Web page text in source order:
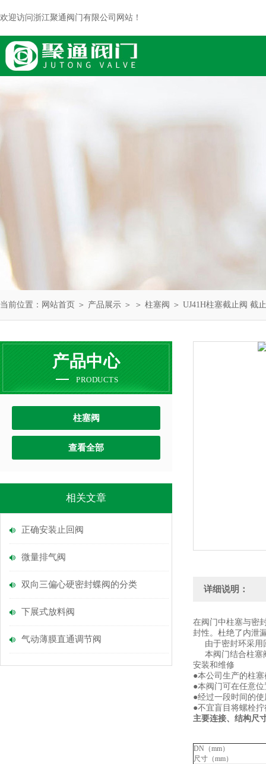
欢迎访问浙江聚通阀门有限公司网站！
当前位置： 网站首页 ＞ 产品展示 ＞ ＞ 柱塞阀 ＞ UJ41H柱塞截止阀 截
产品中心
PRODUCTS
柱塞阀
查看全部
相关文章
正确安装止回阀
微量排气阀
双向三偏心硬密封蝶阀的分类
下展式放料阀
气动薄膜直通调节阀
详细说明：
在阀门中柱塞与密
封性。杜绝了内泄
由于密封环采用
本阀门结合柱塞
安装和维修
●本公司生产的柱
●本阀门可在任意
●经过一段时间的
●不宜盲目将螺栓
主要连接、结构尺
DN（mm）
尺寸（mm）